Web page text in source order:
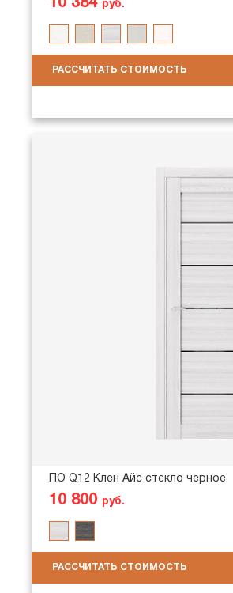
10 384 руб.
РАССЧИТАТЬ СТОИМОСТЬ
ПО Q12 Клен Айс стекло черное
10 800 руб.
РАССЧИТАТЬ СТОИМОСТЬ